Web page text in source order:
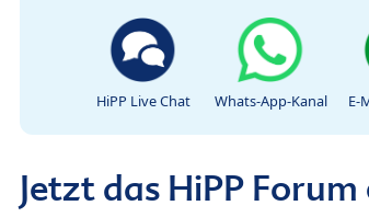
HiPP Live Chat Whats-App-Kanal E-
Jetzt das HiPP